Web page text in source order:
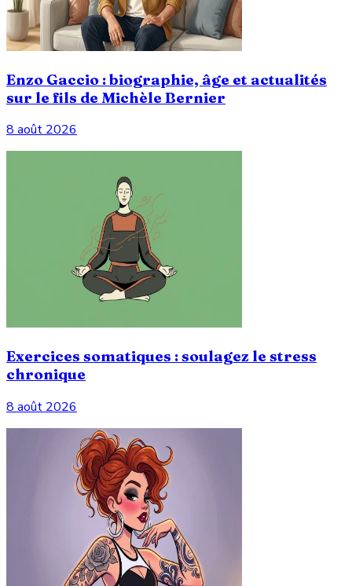
Enzo Gaccio : biographie, âge et actualités
sur le fils de Michèle Bernier
8 août 2026
Exercices somatiques : soulagez le stress
chronique
8 août 2026